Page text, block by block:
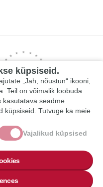
küpsiseid.
„Jah, nõustun“ ikooni,
Teil on võimalik loobuda
kasutatava seadme
küpsiseid. Tutvuge ka meie
Vajalikud küpsised